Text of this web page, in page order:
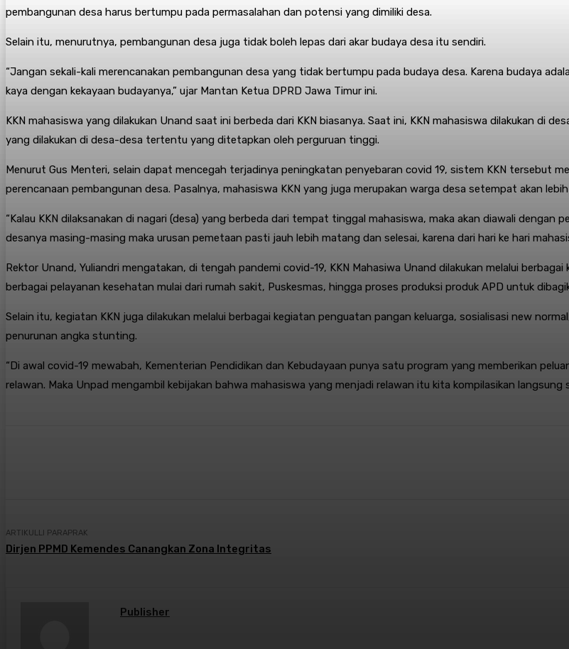
pembangunan desa harus bertumpu pada permasalahan dan potensi yang dimiliki desa.
Selain itu, menurutnya, pembangunan desa juga tidak boleh lepas dari akar budaya desa itu sendiri.
“Jangan sekali-kali merencanakan pembangunan desa yang tidak bertumpu pada budaya desa. Karena budaya
kaya dengan kekayaan budayanya,” ujar Mantan Ketua DPRD Jawa Timur ini.
KKN mahasiswa yang dilakukan Unand saat ini berbeda dari KKN biasanya. Saat ini, KKN mahasiswa dilakukan di
yang dilakukan di desa-desa tertentu yang ditetapkan oleh perguruan tinggi.
Menurut Gus Menteri, selain dapat mencegah terjadinya peningkatan penyebaran covid 19, sistem KKN tersebut
perencanaan pembangunan desa. Pasalnya, mahasiswa KKN yang juga merupakan warga desa setempat akan
“Kalau KKN dilaksanakan di nagari (desa) yang berbeda dari tempat tinggal mahasiswa, maka akan diawali dengan
desanya masing-masing maka urusan pemetaan pasti jauh lebih matang dan selesai, karena dari hari ke hari
Rektor Unand, Yuliandri mengatakan, di tengah pandemi covid-19, KKN Mahasiwa Unand dilakukan melalui
berbagai pelayanan kesehatan mulai dari rumah sakit, Puskesmas, hingga proses produksi produk APD untuk
Selain itu, kegiatan KKN juga dilakukan melalui berbagai kegiatan penguatan pangan keluarga, sosialisasi new
penurunan angka stunting.
“Di awal covid-19 mewabah, Kementerian Pendidikan dan Kebudayaan punya satu program yang memberikan
relawan. Maka Unpad mengambil kebijakan bahwa mahasiswa yang menjadi relawan itu kita kompilasikan langsung
ARTIKULLI PARAPRAK
Dirjen PPMD Kemendes Canangkan Zona Integritas
Publisher